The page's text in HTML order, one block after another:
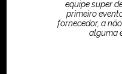
equipe super
primeiro
fornecedor, a
alguma